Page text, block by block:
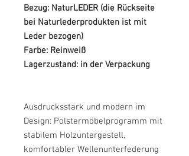
Bezug: NaturLEDER (die Rückseite
bei Naturlederprodukten ist mit
Leder bezogen)
Farbe: Reinweiß
Lagerzustand: in der Verpackung
Ausdrucksstark und modern im
Design: Polstermöbelprogramm mit
stabilem Holzuntergestell,
komfortabler Wellenunterfederung